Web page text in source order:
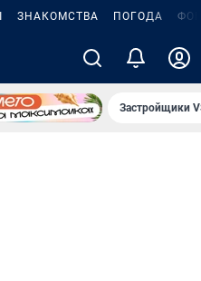
ЗНАКОМСТВА ПОГОДА
Застройщики